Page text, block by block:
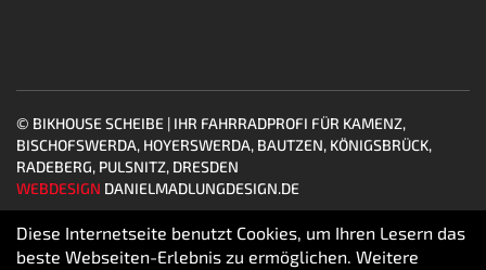
© BIKHOUSE SCHEIBE | IHR FAHRRADPROFI FÜR KAMENZ,
BISCHOFSWERDA, HOYERSWERDA, BAUTZEN, KÖNIGSBRÜCK,
RADEBERG, PULSNITZ, DRESDEN
WEBDESIGN DANIELMADLUNGDESIGN.DE
Diese Internetseite benutzt Cookies, um Ihren Lesern das
beste Webseiten-Erlebnis zu ermöglichen. Weitere